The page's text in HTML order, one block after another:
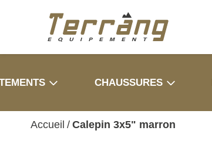
CHAUSSURES
Accueil / Calepin 3x5" marron